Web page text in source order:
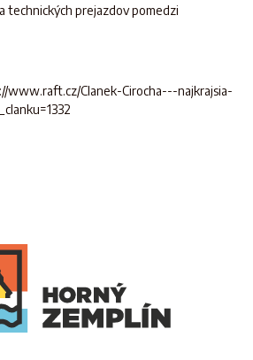
technických prejazdov pomedzi
www.raft.cz/Clanek-Cirocha---najkrajsia-